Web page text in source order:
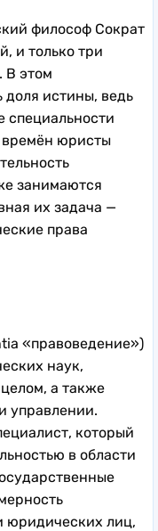
философ Сократ
и только три
В этом
доля истины, ведь
юристы
занимаются
их задача —
права
«правоведение»)
наук,
а также
управлении.
который
в области
юридических лиц,